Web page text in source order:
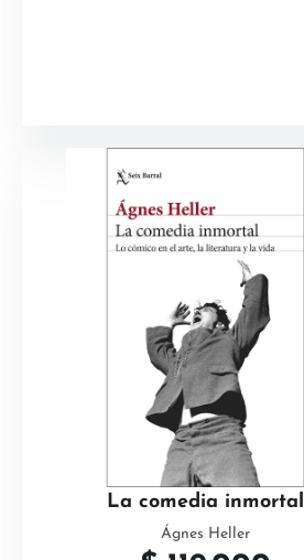
La comedia inmortal
Ágnes Heller